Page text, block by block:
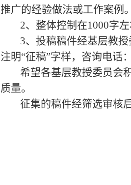
推广的经验做法或工作案例。
2、整体控制在1000字
3、投稿稿件经基层教授
注明“征稿”字样，咨询电话
希望各基层教授委员会
质量。
征集的稿件经筛选审核